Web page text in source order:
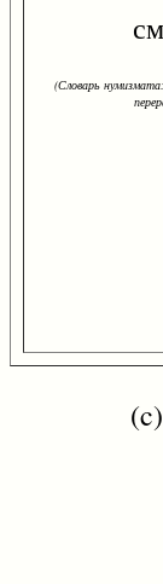
(Словарь
(c)